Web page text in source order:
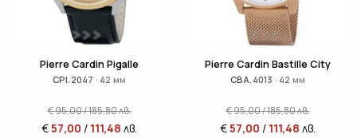
Pierre Cardin Pigalle
CPI.2047 · 42 мм
€95,00/185,80лв.
€57,00 / 111,48 лв.
Pierre Cardin Bastille City
CBA.4013 · 42 мм
€95,00/185,80лв.
€57,00 / 111,48 лв.